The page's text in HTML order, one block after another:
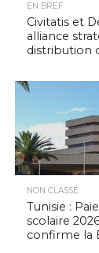
EN BREF
Civitatis et
alliance
distribution
NON CLASSÉ
Tunisie :
scolaire
confirme la